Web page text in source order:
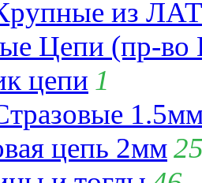
из
Цепи (пр-во
цепи 1
цепь 2мм